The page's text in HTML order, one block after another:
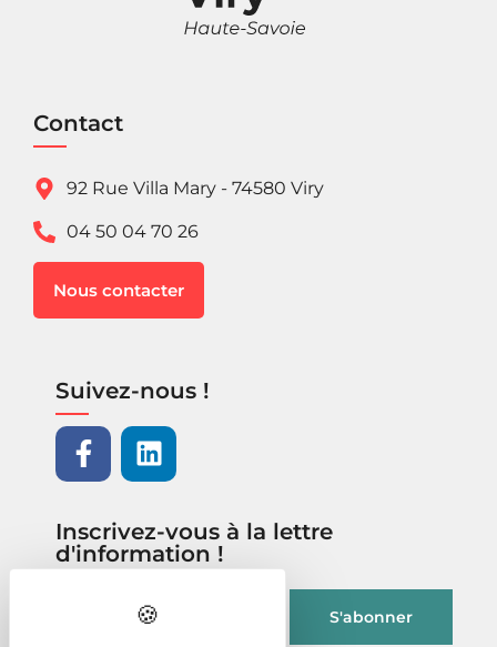
Contact
92 Rue Villa Mary - 74580 Viry
04 50 04 70 26
Nous contacter
Suivez-nous !
Inscrivez-vous à la lettre
d'information !